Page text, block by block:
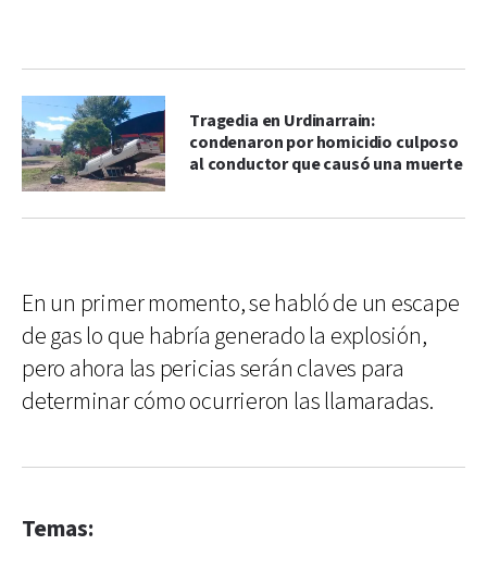
Tragedia en Urdinarrain:
condenaron por homicidio culposo
al conductor que causó una muerte
En un primer momento, se habló de un escape
de gas lo que habría generado la explosión,
pero ahora las pericias serán claves para
determinar cómo ocurrieron las llamaradas.
Temas: